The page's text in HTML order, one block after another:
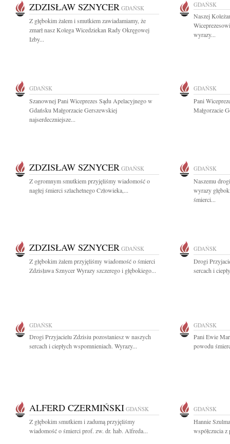
ZDZISŁAW SZNYCER GDAŃSK
Z głębokim żalem i smutkiem zawiadamiamy, że
zmarł nasz Kolega Wicedziekan Rady Okręgowej
Izby...
GDAŃSK
Naszej
wyrazy...
GDAŃSK
Szanownej Pani Wiceprezes Sądu Apelacyjnego w
Gdańsku Małgorzacie Gerszewskiej
najserdeczniejsze...
GDAŃSK
Pani
Małgorzacie
ZDZISŁAW SZNYCER GDAŃSK
Z ogromnym smutkiem przyjęliśmy wiadomość o
nagłej śmierci szlachetnego Człowieka,...
GDAŃSK
Naszemu
wyrazy
śmierci...
ZDZISŁAW SZNYCER GDAŃSK
Z głębokim żalem przyjęliśmy wiadomość o śmierci
Zdzisława Sznycer Wyrazy szczerego i głębokiego...
GDAŃSK
Drogi
sercach i
GDAŃSK
Drogi Przyjacielu Zdzisiu pozostaniesz w naszych
sercach i ciepłych wspomnieniach. Wyrazy...
GDAŃSK
Pani Ewie
powodu
ALFERD CZERMIŃSKI GDAŃSK
Z głębokim smutkiem i zadumą przyjęliśmy
wiadomość o śmierci prof. zw. dr. hab. Alfreda...
GDAŃSK
Hannie
współczucia